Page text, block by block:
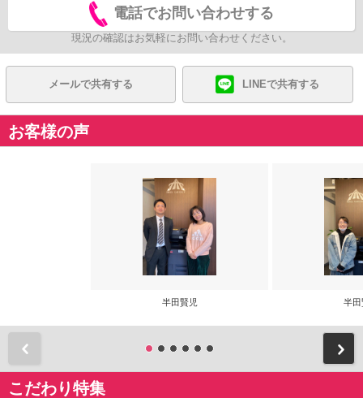
電話でお問い合わせする
現況の確認はお気軽にお問い合わせください。
メールで共有する LINEで共有する
お客様の声
半田賢児 半田
こだわり特集